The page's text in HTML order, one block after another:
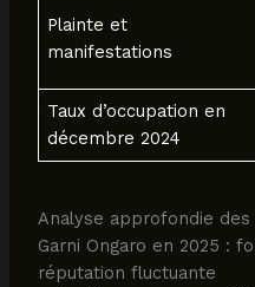
Plainte et
manifestations
Taux d’occupation en
décembre 2024
Analyse approfondie des
Garni Ongaro en 2025 :
réputation fluctuante